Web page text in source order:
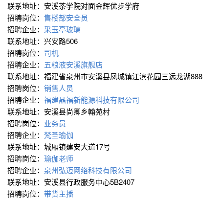
联系地址：安溪茶学院对面金辉优步学府
招聘岗位： 售楼部安全员
招聘企业： 采玉亭玻璃
联系地址：兴安路506
招聘岗位： 司机
招聘企业： 五粮液安溪旗舰店
联系地址：福建省泉州市安溪县凤城镇江滨花园三远龙湖888
招聘岗位： 销售人员
招聘企业： 福建晶福新能源科技有限公司
联系地址：安溪县尚卿乡翰苑村
招聘岗位： 业务员
招聘企业： 梵圣瑜伽
联系地址：城厢镇建安大道17号
招聘岗位： 瑜伽老师
招聘企业： 泉州弘迈网络科技有限公司
联系地址：安溪县行政服务中心5B2407
招聘岗位： 带货主播